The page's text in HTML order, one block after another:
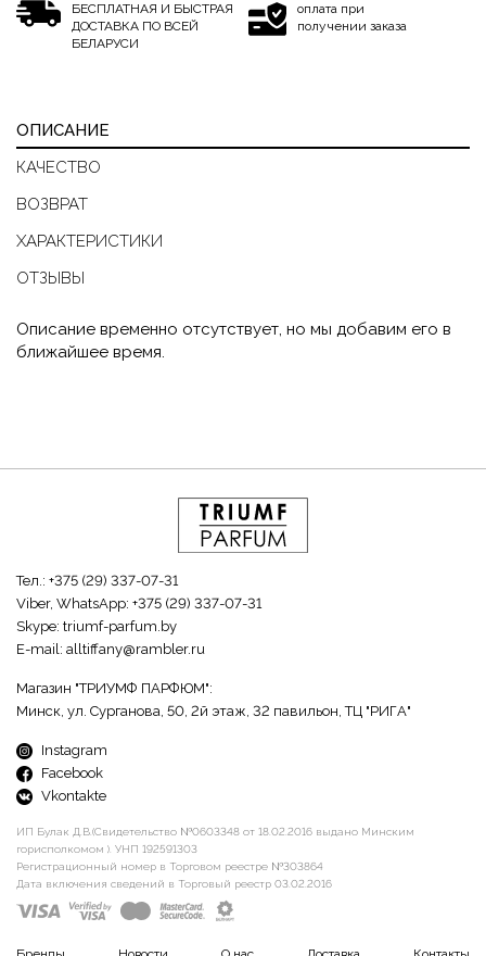
БЕСПЛАТНАЯ И БЫСТРАЯ
ДОСТАВКА ПО ВСЕЙ
БЕЛАРУСИ
оплата при
получении заказа
ОПИСАНИЕ
КАЧЕСТВО
ВОЗВРАТ
ХАРАКТЕРИСТИКИ
ОТЗЫВЫ
Описание временно отсутствует, но мы добавим его в
ближайшее время.
Тел.: +375 (29) 337-07-31
Viber, WhatsApp: +375 (29) 337-07-31
Skype: triumf-parfum.by
E-mail: alltiffany@rambler.ru
Магазин "ТРИУМФ ПАРФЮМ":
Минск, ул. Сурганова, 50, 2й этаж, 32 павильон, ТЦ "РИГА"
Instagram
Facebook
Vkontakte
ИП Булак Д.В.(Свидетельство №0603348 от 18.02.2016 выдано Минским
горисполкомом ). УНП 192591303
Регистрационный номер в Торговом реестре №303864
Дата включения сведений в Торговый реестр 03.02.2016